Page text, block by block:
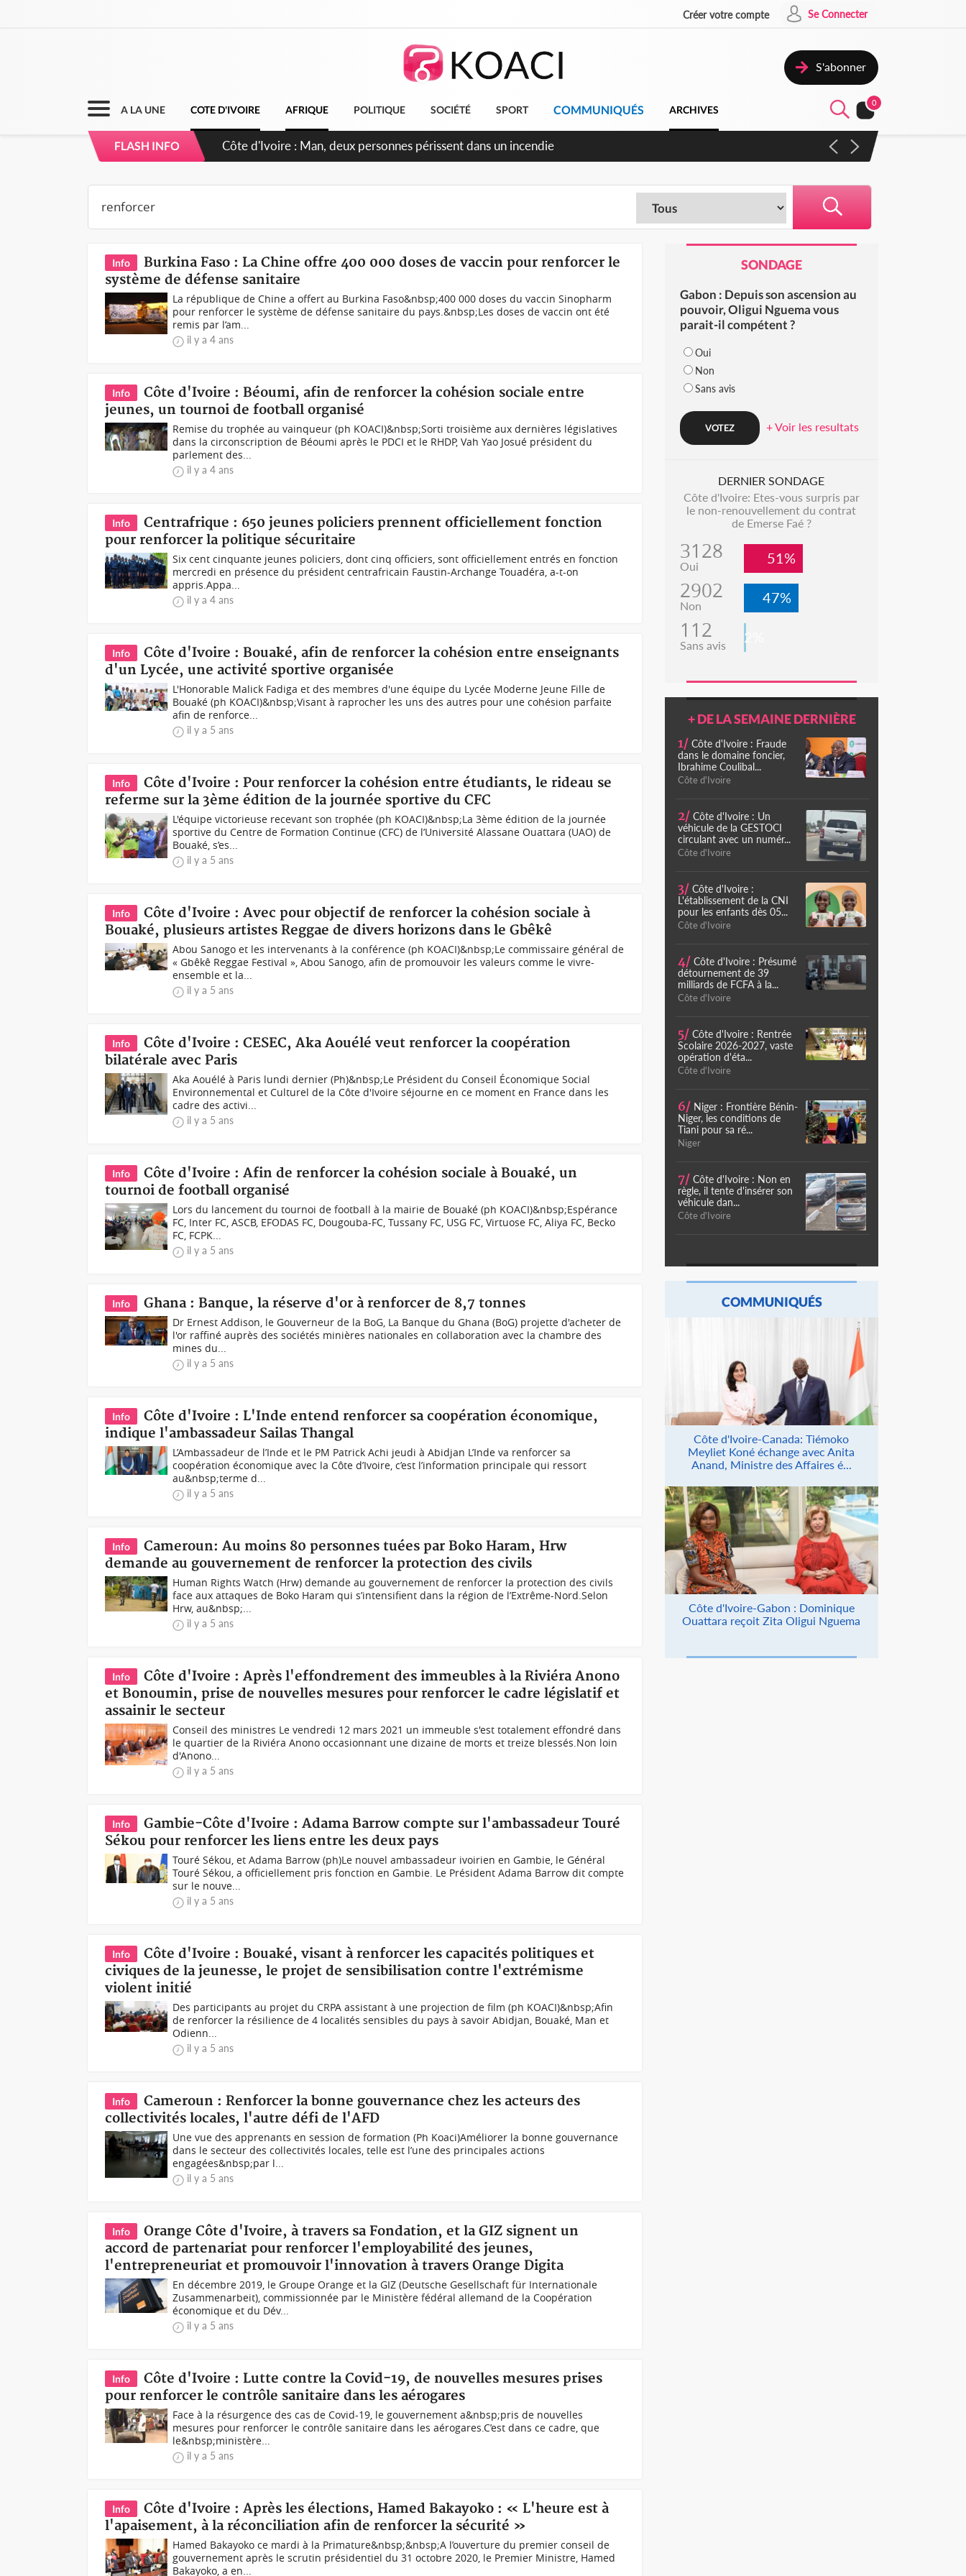
Créer votre compte Se Connecter
S'abonner
A LA UNE COTE D'IVOIRE AFRIQUE POLITIQUE SOCIÉTÉ SPORT COMMUNIQUÉS ARCHIVES
0
FLASH INFO
Côte d'Ivoire : Séileu, la célébration de la fête nationale transformée en vaste campagne contre les produits
Info
Burkina Faso : La Chine offre 400 000 doses de vaccin pour renforcer le
système de défense sanitaire
La république de Chine a offert au Burkina Faso&nbsp;400 000 doses du vaccin Sinopharm
pour renforcer le système de défense sanitaire du pays.&nbsp;Les doses de vaccin ont été
remis par l’am...
il y a 4 ans
Info
Côte d'Ivoire : Béoumi, afin de renforcer la cohésion sociale entre
jeunes, un tournoi de football organisé
Remise du trophée au vainqueur (ph KOACI)&nbsp;Sorti troisième aux dernières législatives
dans la circonscription de Béoumi après le PDCI et le RHDP, Vah Yao Josué président du
parlement des...
il y a 4 ans
Info
Centrafrique : 650 jeunes policiers prennent officiellement fonction
pour renforcer la politique sécuritaire
Six cent cinquante jeunes policiers, dont cinq officiers, sont officiellement entrés en fonction
mercredi en présence du président centrafricain Faustin-Archange Touadéra, a-t-on
appris.Appa...
il y a 4 ans
Info
Côte d'Ivoire : Bouaké, afin de renforcer la cohésion entre enseignants
d'un Lycée, une activité sportive organisée
L'Honorable Malick Fadiga et des membres d'une équipe du Lycée Moderne Jeune Fille de
Bouaké (ph KOACI)&nbsp;Visant à raprocher les uns des autres pour une cohésion parfaite
afin de renforce...
il y a 5 ans
Info
Côte d'Ivoire : Pour renforcer la cohésion entre étudiants, le rideau se
referme sur la 3ème édition de la journée sportive du CFC
L'équipe victorieuse recevant son trophée (ph KOACI)&nbsp;La 3ème édition de la journée
sportive du Centre de Formation Continue (CFC) de l’Université Alassane Ouattara (UAO) de
Bouaké, s’es...
il y a 5 ans
Info
Côte d'Ivoire : Avec pour objectif de renforcer la cohésion sociale à
Bouaké, plusieurs artistes Reggae de divers horizons dans le Gbêkê
Abou Sanogo et les intervenants à la conférence (ph KOACI)&nbsp;Le commissaire général de
« Gbêkê Reggae Festival », Abou Sanogo, afin de promouvoir les valeurs comme le vivre-
ensemble et la...
il y a 5 ans
Info
Côte d'Ivoire : CESEC, Aka Aouélé veut renforcer la coopération
bilatérale avec Paris
Aka Aouélé à Paris lundi dernier (Ph)&nbsp;Le Président du Conseil Économique Social
Environnemental et Culturel de la Côte d'Ivoire séjourne en ce moment en France dans les
cadre des activi...
il y a 5 ans
Info
Côte d'Ivoire : Afin de renforcer la cohésion sociale à Bouaké, un
tournoi de football organisé
Lors du lancement du tournoi de football à la mairie de Bouaké (ph KOACI)&nbsp;Espérance
FC, Inter FC, ASCB, EFODAS FC, Dougouba-FC, Tussany FC, USG FC, Virtuose FC, Aliya FC, Becko
FC, FCPK...
il y a 5 ans
Info Ghana : Banque, la réserve d'or à renforcer de 8,7 tonnes
Dr Ernest Addison, le Gouverneur de la BoG, La Banque du Ghana (BoG) projette d'acheter de
l'or raffiné auprès des sociétés minières nationales en collaboration avec la chambre des
mines du...
il y a 5 ans
Info
Côte d'Ivoire : L'Inde entend renforcer sa coopération économique,
indique l'ambassadeur Sailas Thangal
L’Ambassadeur de l’Inde et le PM Patrick Achi jeudi à Abidjan L’Inde va renforcer sa
coopération économique avec la Côte d’Ivoire, c’est l’information principale qui ressort
au&nbsp;terme d...
il y a 5 ans
Info
Cameroun: Au moins 80 personnes tuées par Boko Haram, Hrw
demande au gouvernement de renforcer la protection des civils
Human Rights Watch (Hrw) demande au gouvernement de renforcer la protection des civils
face aux attaques de Boko Haram qui s’intensifient dans la région de l’Extrême-Nord.Selon
Hrw, au&nbsp;...
il y a 5 ans
Info
Côte d'Ivoire : Après l'effondrement des immeubles à la Riviéra Anono
et Bonoumin, prise de nouvelles mesures pour renforcer le cadre législatif et
assainir le secteur
Conseil des ministres Le vendredi 12 mars 2021 un immeuble s'est totalement effondré dans
le quartier de la Riviéra Anono occasionnant une dizaine de morts et treize blessés.Non loin
d'Anono...
il y a 5 ans
Info
Gambie-Côte d'Ivoire : Adama Barrow compte sur l'ambassadeur Touré
Sékou pour renforcer les liens entre les deux pays
Touré Sékou, et Adama Barrow (ph)Le nouvel ambassadeur ivoirien en Gambie, le Général
Touré Sékou, a officiellement pris fonction en Gambie. Le Président Adama Barrow dit compte
sur le nouve...
il y a 5 ans
Info
Côte d'Ivoire : Bouaké, visant à renforcer les capacités politiques et
civiques de la jeunesse, le projet de sensibilisation contre l'extrémisme
violent initié
Des participants au projet du CRPA assistant à une projection de film (ph KOACI)&nbsp;Afin
de renforcer la résilience de 4 localités sensibles du pays à savoir Abidjan, Bouaké, Man et
Odienn...
il y a 5 ans
Info
Cameroun : Renforcer la bonne gouvernance chez les acteurs des
collectivités locales, l'autre défi de l'AFD
Une vue des apprenants en session de formation (Ph Koaci)Améliorer la bonne gouvernance
dans le secteur des collectivités locales, telle est l’une des principales actions
engagées&nbsp;par l...
il y a 5 ans
Info
Orange Côte d'Ivoire, à travers sa Fondation, et la GIZ signent un
accord de partenariat pour renforcer l'employabilité des jeunes,
l'entrepreneuriat et promouvoir l'innovation à travers Orange Digita
En décembre 2019, le Groupe Orange et la GIZ (Deutsche Gesellschaft für Internationale
Zusammenarbeit), commissionnée par le Ministère fédéral allemand de la Coopération
économique et du Dév...
il y a 5 ans
Info
Côte d'Ivoire : Lutte contre la Covid-19, de nouvelles mesures prises
pour renforcer le contrôle sanitaire dans les aérogares
Face à la résurgence des cas de Covid-19, le gouvernement a&nbsp;pris de nouvelles
mesures pour renforcer le contrôle sanitaire dans les aérogares.C’est dans ce cadre, que
le&nbsp;ministère...
il y a 5 ans
Info
Côte d'Ivoire : Après les élections, Hamed Bakayoko : « L'heure est à
l'apaisement, à la réconciliation afin de renforcer la sécurité »
Hamed Bakayoko ce mardi à la Primature&nbsp;&nbsp;A l’ouverture du premier conseil de
gouvernement après le scrutin présidentiel du 31 octobre 2020, le Premier Ministre, Hamed
Bakayoko, a en...
SONDAGE
Gabon : Depuis son ascension au
pouvoir, Oligui Nguema vous
parait-il compétent ?
Oui
Non
Sans avis
+ Voir les resultats
DERNIER SONDAGE
Côte d'Ivoire: Etes-vous surpris par
le non-renouvellement du contrat
de Emerse Faé ?
3128
Oui 51%
2902
Non 47%
112
Sans avis 2%
+ DE LA SEMAINE DERNIÈRE
1/ Côte d'Ivoire : Fraude
dans le domaine foncier,
Ibrahime Coulibal...
Côte d'Ivoire
2/ Côte d'Ivoire : Un
véhicule de la GESTOCI
circulant avec un numér...
Côte d'Ivoire
3/ Côte d'Ivoire :
L'établissement de la CNI
pour les enfants dès 05...
Côte d'Ivoire
4/ Côte d'Ivoire : Présumé
détournement de 39
milliards de FCFA à la...
Côte d'Ivoire
5/ Côte d'Ivoire : Rentrée
Scolaire 2026-2027, vaste
opération d'éta...
Côte d'Ivoire
6/ Niger : Frontière Bénin-
Niger, les conditions de
Tiani pour sa ré...
Niger
7/ Côte d'Ivoire : Non en
règle, il tente d'insérer son
véhicule dan...
Côte d'Ivoire
COMMUNIQUÉS
Côte d'Ivoire-Canada: Tiémoko
Meyliet Koné échange avec Anita
Anand, Ministre des Affaires é...
Côte d'Ivoire-Gabon : Dominique
Ouattara reçoit Zita Oligui Nguema